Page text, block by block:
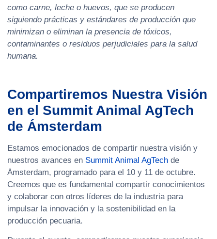
como carne, leche o huevos, que se producen
siguiendo prácticas y estándares de producción que
minimizan o eliminan la presencia de tóxicos,
contaminantes o residuos perjudiciales para la salud
humana.
Compartiremos Nuestra Visión
en el Summit Animal AgTech
de Ámsterdam
Estamos emocionados de compartir nuestra visión y
nuestros avances en Summit Animal AgTech de
Ámsterdam, programado para el 10 y 11 de octubre.
Creemos que es fundamental compartir conocimientos
y colaborar con otros líderes de la industria para
impulsar la innovación y la sostenibilidad en la
producción pecuaria.